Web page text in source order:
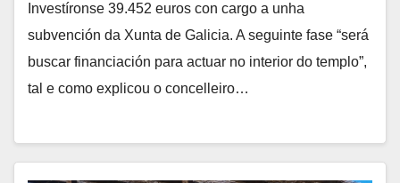
Investíronse 39.452 euros con cargo a unha
subvención da Xunta de Galicia. A seguinte fase “será
buscar financiación para actuar no interior do templo”,
tal e como explicou o concelleiro…